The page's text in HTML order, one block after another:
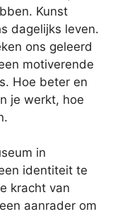
Kunst
dagelijks leven.
ons geleerd
motiverende
Hoe beter en
je werkt, hoe
in
identiteit te
kracht van
aanrader om